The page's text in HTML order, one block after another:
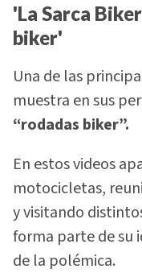
'La Sarca
biker'
Una de las
muestra en sus
“rodadas biker”.
En estos videos
motocicletas,
y visitando
forma parte de su
de la polémica.